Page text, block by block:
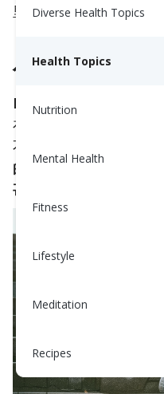
Diverse Health Topics
Health Topics
Nutrition
Mental Health
Fitness
Lifestyle
Meditation
Recipes
里消耗。这被称为非运
什么是NEAT，
NEAT包括您在结构
在家四处走动、走楼梯
不是坐着。虽然这些动
的日常能量消耗，并能
甚至提升能量水平。